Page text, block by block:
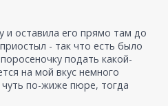
и оставила его прямо там до
- так что есть было
подать какой-
на мой вкус немного
по-жиже пюре, тогда